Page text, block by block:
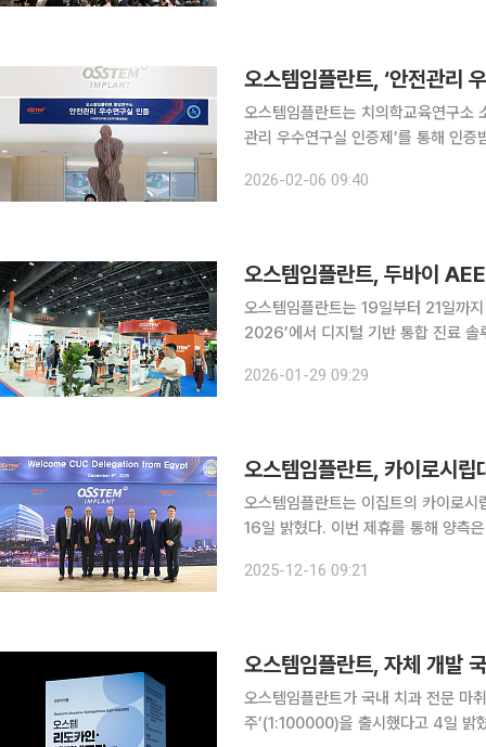
오스템임플란트, ‘안전관리
오스템임플란트는 치의학교육연구소
관리 우수연구실 인증제’를 통해 인증받았다고 6일 밝혔다.
다. 연구실 안전환경 시스템과 안전
2026-02-06 09:40
오스템임플란트, 두바이
오스템임플란트는 19일부터 21일까
2026’에서 디지털 기반 통합 진료
2026-01-29 09:29
오스템임플란트, 카이로시립
오스템임플란트는 이집트의 카이로
16일 밝혔다. 이번 제휴를 통해 양측은 임플란트, 보철 등 치과 진료 핵심 분야에 대한 연구를 공동
문의 교환 프로그램을 구축하는 등 교
2025-12-16 09:21
오스템임플란트, 자체 개발
오스템임플란트가 국내 치과 전문 마
주’(1:100000)을 출시했다고 4일 밝혔다. 오스템리도카인은 오스템임플란트가 직접